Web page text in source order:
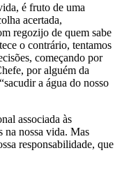
é fruto de uma
acertada,
regozijo de quem sabe
o contrário, tentamos
começando por
por alguém da
a água do nosso
associada às
na nossa vida. Mas
responsabilidade, que